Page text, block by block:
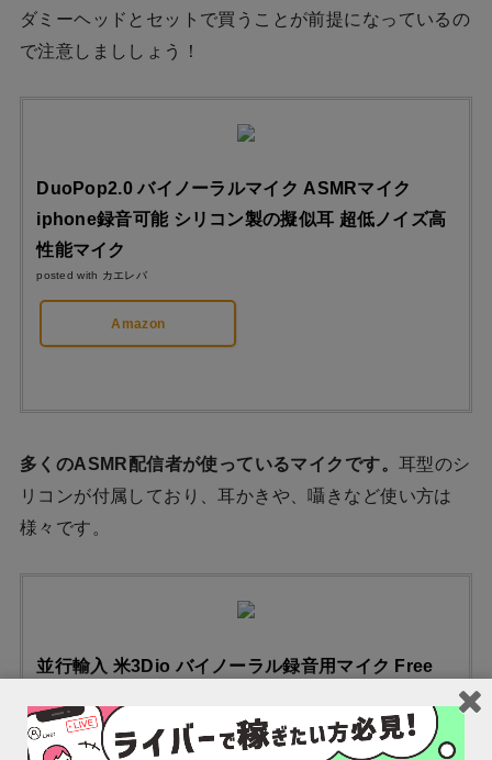
ダミーヘッドとセットで買うことが前提になっているの
で注意しまししょう！
DuoPop2.0 バイノーラルマイク ASMRマイク
iphone録音可能 シリコン製の擬似耳 超低ノイズ高
性能マイク
posted with カエレバ
Amazon
多くのASMR配信者が使っているマイクです。 耳型のシ
リコンが付属しており、耳かきや、囁きなど使い方は
様々です。
並行輸入 米3Dio バイノーラル録音用マイク Free
posted withカエレバ